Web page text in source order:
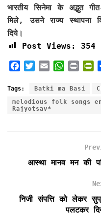
भारतीय सिनेमा के अद्भुत
मिले, उसने राज्य स्थापना
दिये।
Post Views:
354
c
e
b
i
t
t
a
i
l
a
t
i
n
i
n
e
n
l
y
Tags: Batki ma Basi
melodious folk songs
Rajyotsav*
आस्था मानव मन की
निजी संपत्ति को लेकर
पलटकर